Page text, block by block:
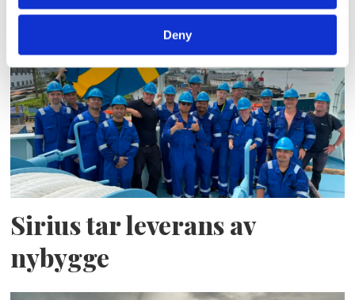
Deny
Propulsion
Sirius tar leverans av
nybygge